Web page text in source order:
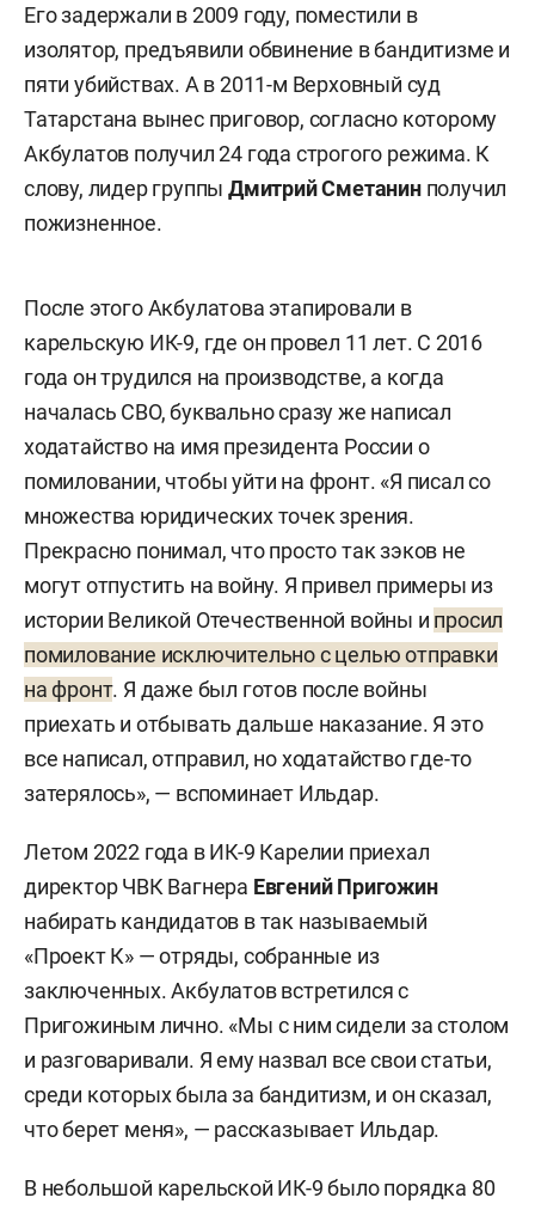
Его задержали в 2009 году, поместили в
изолятор, предъявили обвинение в бандитизме и
пяти убийствах. А в 2011-м Верховный суд
Татарстана вынес приговор, согласно которому
Акбулатов получил 24 года строгого режима. К
слову, лидер группыДмитрий Сметанин получил
пожизненное.
После этого Акбулатова этапировали в
карельскую ИК-9, где он провел 11 лет. С 2016
года он трудился на производстве, а когда
началась СВО, буквально сразу же написал
ходатайство на имя президента России о
помиловании, чтобы уйти на фронт. «Я писал со
множества юридических точек зрения.
Прекрасно понимал, что просто так зэков не
могут отпустить на войну. Я привел примеры из
истории Великой Отечественной войны и просил
помилование исключительно с целью отправки
на фронт. Я даже был готов после войны
приехать и отбывать дальше наказание. Я это
все написал, отправил, но ходатайство где-то
затерялось», — вспоминает Ильдар.
Летом 2022 года в ИК-9 Карелии приехал
директор ЧВК Вагнера Евгений Пригожин
набирать кандидатов в так называемый
«Проект К» — отряды, собранные из
заключенных. Акбулатов встретился с
Пригожиным лично. «Мы с ним сидели за столом
и разговаривали. Я ему назвал все свои статьи,
среди которых была за бандитизм, и он сказал,
что берет меня», — рассказывает Ильдар.
В небольшой карельской ИК-9 было порядка 80